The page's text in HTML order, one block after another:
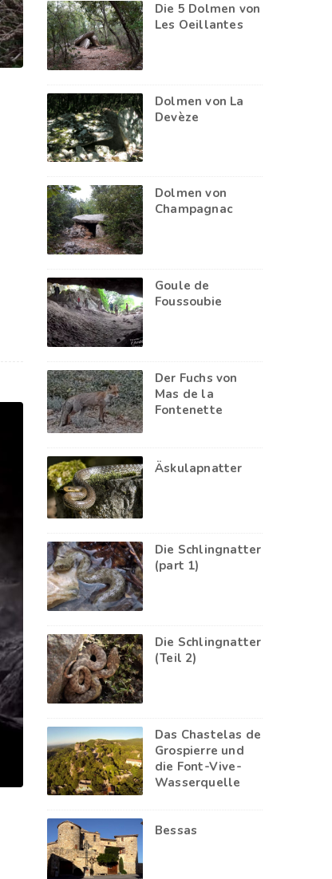
Die 5 Dolmen von
Les Oeillantes
Dolmen von La
Devèze
Dolmen von
Champagnac
Goule de
Foussoubie
Der Fuchs von
Mas de la
Fontenette
Äskulapnatter
Die Schlingnatter
(part 1)
Die Schlingnatter
(Teil 2)
Das Chastelas de
Grospierre und
die Font-Vive-
Wasserquelle
Bessas